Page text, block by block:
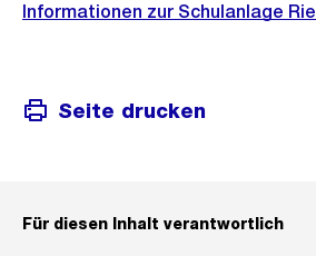
Informationen zur Schulanlage
Seite drucken
Für diesen Inhalt verantwortlich